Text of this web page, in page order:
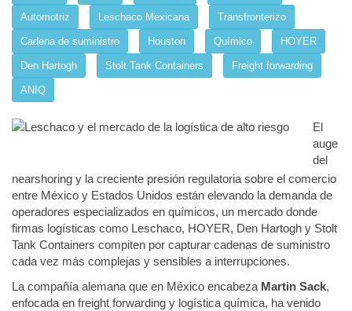
Automotriz Leschaco Mexicana Transfronterizo
Cadena de suministro Houston Químico HOYER
Den Hartogh Stolt Tank Containers Freight forwarding
ANIQ
El
auge
del
nearshoring y la creciente presión regulatoria sobre el comercio
entre México y Estados Unidos están elevando la demanda de
operadores especializados en químicos, un mercado donde
firmas logísticas como Leschaco, HOYER, Den Hartogh y Stolt
Tank Containers compiten por capturar cadenas de suministro
cada vez más complejas y sensibles a interrupciones.
La compañía alemana que en México encabeza Martin Sack,
enfocada en freight forwarding y logística química, ha venido